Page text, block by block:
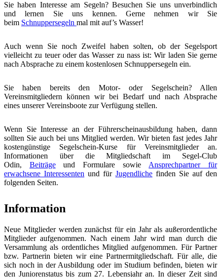
Sie haben Interesse am Segeln? Besuchen Sie uns unverbindlich
und lernen Sie uns kennen. Gerne nehmen wir Sie
beim Schnuppersegeln mal mit auf’s Wasser!
Auch wenn Sie noch Zweifel haben solten, ob der Segelsport
vielleicht zu teuer oder das Wasser zu nass ist: Wir laden Sie gerne
nach Absprache zu einem kostenlosen Schnuppersegeln ein.
Sie haben bereits den Motor- oder Segelschein? Allen
Vereinsmitgliedern können wir bei Bedarf und nach Absprache
eines unserer Vereinsboote zur Verfügung stellen.
Wenn Sie Interesse an der Führerscheinausbildung haben, dann
sollten Sie auch bei uns Mitglied werden. Wir bieten fast jedes Jahr
kostengünstige Segelschein-Kurse für Vereinsmitglieder an.
Informationen über die Mitgliedschaft im Segel-Club
Odin, Beiträgeund Formulare sowie Ansprechpartner für
erwachsene Interessenten und für Jugendliche finden Sie auf den
folgenden Seiten.
Information
Neue Mitglieder werden zunächst für ein Jahr als außerordentliche
Mitglieder aufgenommen. Nach einem Jahr wird man durch die
Versammlung als ordentliches Mitglied aufgenommen. Für Partner
bzw. Partnerin bieten wir eine Partnermitgliedschaft. Für alle, die
sich noch in der Ausbildung oder im Studium befinden, bieten wir
den Juniorenstatus bis zum 27. Lebensjahr an. In dieser Zeit sind